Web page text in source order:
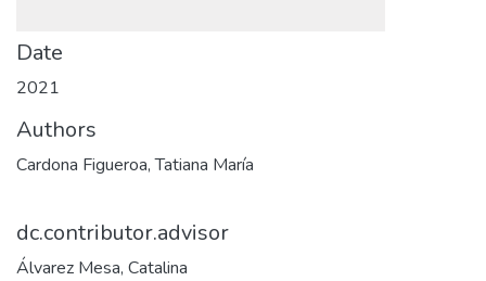
Date
2021
Authors
Cardona Figueroa, Tatiana María
dc.contributor.advisor
Álvarez Mesa, Catalina